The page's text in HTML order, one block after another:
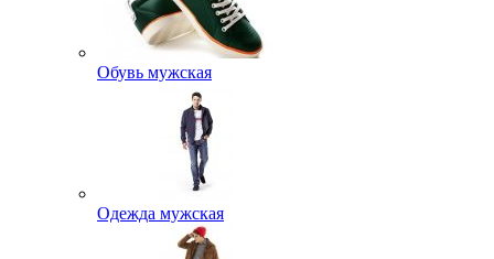
Обувь мужская
Одежда мужская